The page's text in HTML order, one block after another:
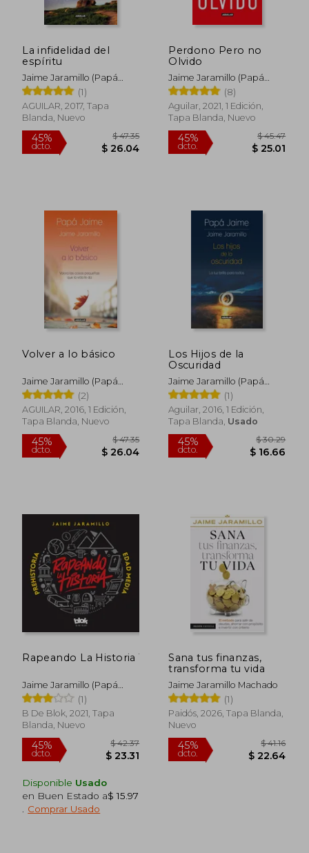
La infidelidad del
espíritu
Jaime Jaramillo (Papá
Jaime)
(1)
AGUILAR, 2017, Tapa
Blanda, Nuevo
45%
dcto. $ 26.04
Perdono Pero no
Olvido
Jaime Jaramillo (Papá
Jaime)
(8)
Aguilar, 2021, 1 Edición,
Tapa Blanda, Nuevo
45%
dcto.
Volver a lo básico
Jaime Jaramillo (Papá
Jaime)
(2)
AGUILAR, 2016, 1 Edición,
Tapa Blanda, Nuevo
45%
Los Hijos de la
Oscuridad
Jaime Jaramillo (Papá
Jaime)
(1)
Aguilar, 2016, 1 Edición,
Tapa Blanda, Usado
45%
dcto.
Rapeando La Historia 1
Jaime Jaramillo (Papá
Jaime)
(1)
B De Blok, 2021, Tapa
Blanda, Nuevo
Disponible Usado
en Buen Estado a$ 15.97
Comprar Usado
Sana tus finanzas,
transforma tu vida
Jaime Jaramillo Machado
(1)
Paidós, 2026, Tapa Blanda,
Nuevo